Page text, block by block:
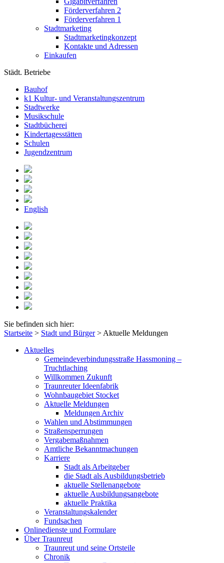
Förderverfahren 2
Förderverfahren 1
Stadtmarketing
Stadtmarketingkonzept
Kontakte und Adressen
Einkaufen
Städt. Betriebe
Bauhof
k1 Kultur- und Veranstaltungszentrum
Stadtwerke
Musikschule
Stadtbücherei
Kindertagesstätten
Schulen
Jugendzentrum
English
Sie befinden sich hier:
Startseite > Stadt und Bürger> Aktuelle Meldungen
Aktuelles
Gemeindeverbindungsstraße Hassmoning –
Truchtlaching
Willkommen Zukunft
Traunreuter Ideenfabrik
Wohnbaugebiet Stocket
Aktuelle Meldungen
Meldungen Archiv
Wahlen und Abstimmungen
Straßensperrungen
Vergabemaßnahmen
Amtliche Bekanntmachungen
Karriere
Stadt als Arbeitgeber
die Stadt als Ausbildungsbetrieb
aktuelle Stellenangebote
aktuelle Ausbildungsangebote
aktuelle Praktika
Veranstaltungskalender
Fundsachen
Onlinedienste und Formulare
Über Traunreut
Traunreut und seine Ortsteile
Chronik